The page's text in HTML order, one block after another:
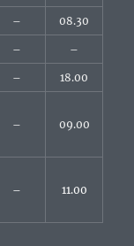
– 08.30
– –
– 18.00
– 09.00
– 11.00